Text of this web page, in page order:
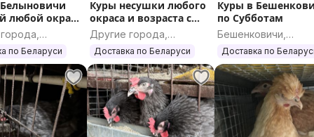
любой окрас
область
по Беларуси
Куры несушки любого
окраса и возраста с
доставкой на дом
Другие города,
Витебская область
Доставка по Беларуси
Куры в
по Субботам
Бешенковичи,
Витебская область
Доставка по